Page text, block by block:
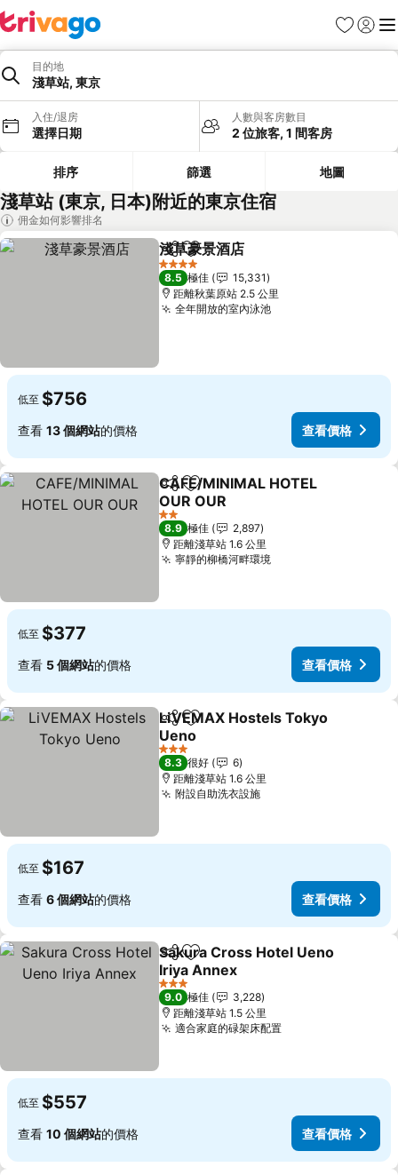
收藏夾
登入 選
目的地
淺草站, 東京
入住/退房
選擇日期
人數與客房數目
2 位旅客, 1 間客房
排序 篩選 地圖
淺草站 (東京, 日本)附近的東京住宿
佣金如何影響排名
分享 放到收藏夾
淺草豪景酒店
4 星級
8.5 極佳
15,331
距離秋葉原站 2.5 公里
全年開放的室內泳池
低至 $756
查看 13 個網站的價格 查看價格
分享 放到收藏夾
CAFE/MINIMAL HOTEL
OUR OUR
2 星級
8.9 極佳
2,897
距離淺草站 1.6 公里
寧靜的柳橋河畔環境
低至 $377
查看 5 個網站的價格 查看價格
分享 放到收藏夾
LiVEMAX Hostels Tokyo
Ueno
3 星級
8.3 很好
6
距離淺草站 1.6 公里
附設自助洗衣設施
低至 $167
查看 6 個網站的價格 查看價格
分享 放到收藏夾
Sakura Cross Hotel Ueno
Iriya Annex
3 星級
9.0 極佳
3,228
距離淺草站 1.5 公里
適合家庭的碌架床配置
低至 $557
查看 10 個網站的價格 查看價格